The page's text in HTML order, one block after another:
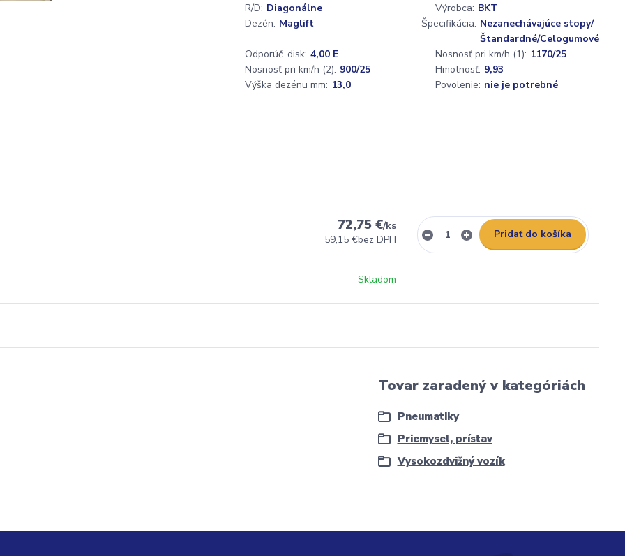
R/D: Diagonálne Výrobca: BKT
Dezén: Maglift Špecifikácia: Nezanechávajúce stopy/
Štandardné/Celogumové
Odporúč. disk: 4,00 E Nosnosť pri km/h (1): 1170/25
Nosnosť pri km/h (2): 900/25 Hmotnosť: 9,93
Výška dezénu mm: 13,0 Povolenie: nie je potrebné
72,75 €/ks
59,15 €bez DPH
Skladom
Pridať do košíka
Tovar zaradený v kategóriách
Pneumatiky
Priemysel, prístav
Vysokozdvižný vozík